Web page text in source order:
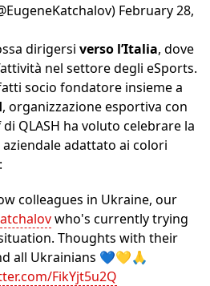
February 28,
dirigersi verso l’Italia, dove
nel settore degli eSports.
socio fondatore insieme a
, organizzazione esportiva con
QLASH ha voluto celebrare la
adattato ai colori
colleagues in Ukraine, our
who's currently trying
Thoughts with their
all Ukrainians 💙💛🙏
FikYjt5u2Q